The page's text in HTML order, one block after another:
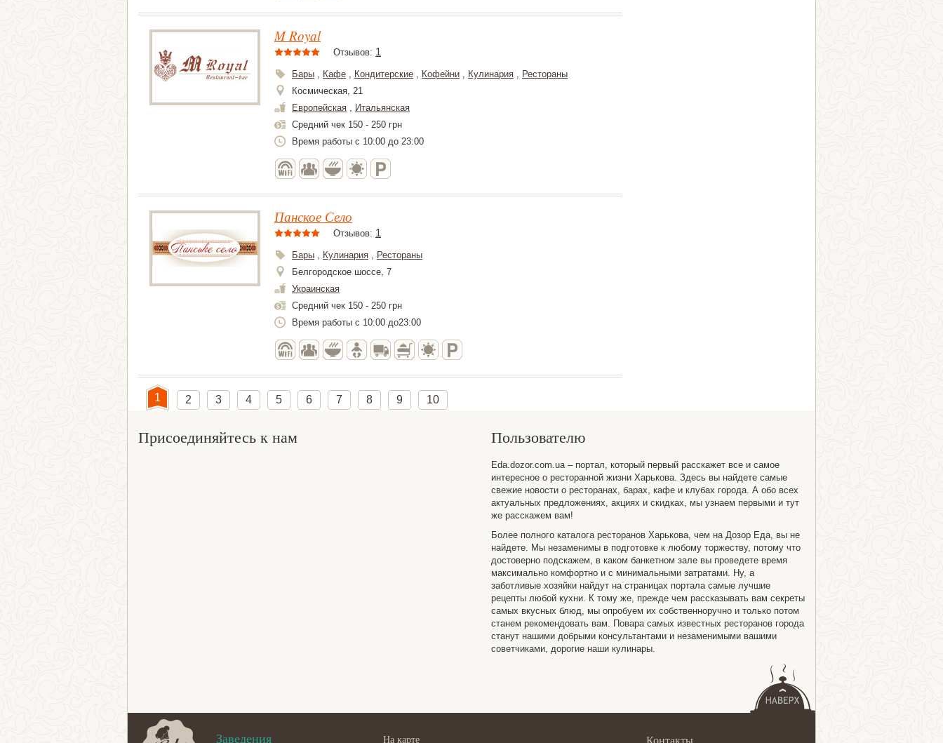
M Royal
Отзывов: 1
Бары , Кафе , Кондитерские , Кофейни , Кулинария , Рестораны
Космическая, 21
Европейская , Итальянская
Средний чек 150 - 250 грн
Время работы с 10:00 до 23:00
Панское Село
Отзывов: 1
Бары , Кулинария , Рестораны
Белгородское шоссе, 7
Украинская
Средний чек 150 - 250 грн
Время работы с 10:00 до23:00
1 2 3 4 5 6 7 8 9 10
Присоединяйтесь к нам Пользователю
Eda.dozor.com.ua – портал, который первый расскажет все и самое
интересное о ресторанной жизни Харькова. Здесь вы найдете самые
свежие новости о ресторанах, барах, кафе и клубах города. А обо всех
актуальных предложениях, акциях и скидках, мы узнаем первыми и тут
же расскажем вам!
Более полного каталога ресторанов Харькова, чем на Дозор Еда, вы не
найдете. Мы незаменимы в подготовке к любому торжеству, потому что
достоверно подскажем, в каком банкетном зале вы проведете время
максимально комфортно и с минимальными затратами. Ну, а
заботливые хозяйки найдут на страницах портала самые лучшие
рецепты любой кухни. К тому же, прежде чем рассказывать вам секреты
самых вкусных блюд, мы опробуем их собственноручно и только потом
станем рекомендовать вам. Повара самых известных ресторанов города
станут нашими добрыми консультантами и незаменимыми вашими
советчиками, дорогие наши кулинары.
Заведения На карте Контакты